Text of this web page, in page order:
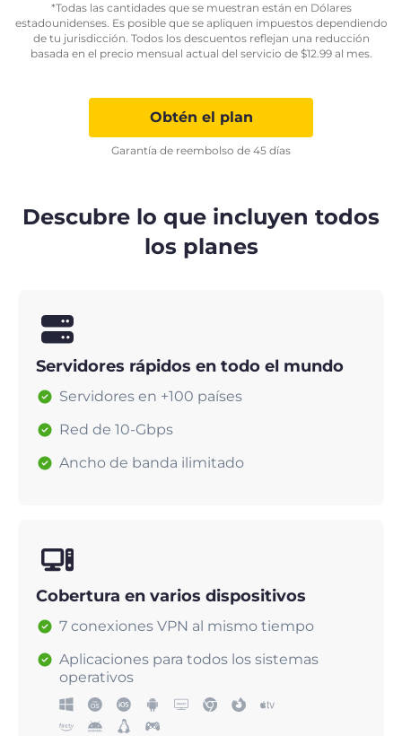
*Todas las cantidades que se muestran están en Dólares
estadounidenses. Es posible que se apliquen impuestos dependiendo
de tu jurisdicción. Todos los descuentos reflejan una reducción
basada en el precio mensual actual del servicio de $12.99al mes.
Obtén el plan
Garantía de reembolso de 45 días
Descubre lo que incluyen todos
los planes
Servidores rápidos en todo el mundo
Servidores en +100 países
Red de 10-Gbps
Ancho de banda ilimitado
Cobertura en varios dispositivos
7 conexiones VPN al mismo tiempo
Aplicaciones para todos los sistemas
operativos